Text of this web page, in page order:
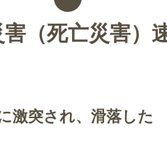
（死亡災害）
激突され、滑落した